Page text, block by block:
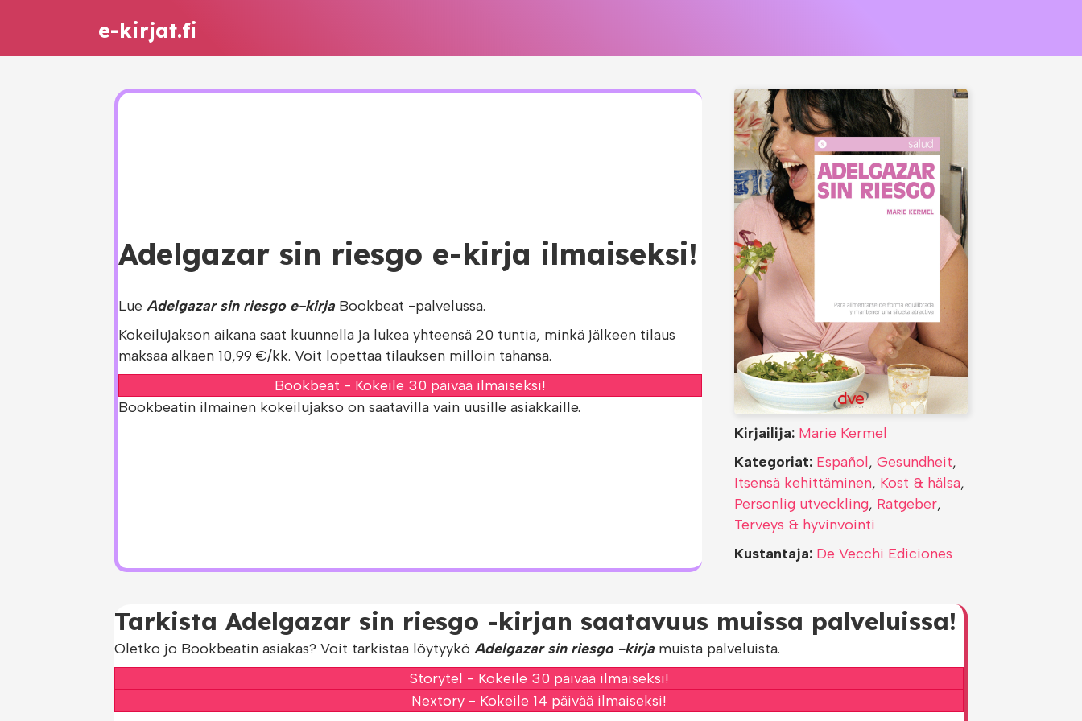
e-kirjat.fi
Adelgazar sin riesgo e-kirja ilmaiseksi!
Lue Adelgazar sin riesgo e-kirja Bookbeat -palvelussa.
Kokeilujakson aikana saat kuunnella ja lukea yhteensä 20 tuntia, minkä jälkeen tilaus
maksaa alkaen 10,99 €/kk. Voit lopettaa tilauksen milloin tahansa.
Bookbeat - Kokeile 30 päivää ilmaiseksi!
Bookbeatin ilmainen kokeilujakso on saatavilla vain uusille asiakkaille.
Kirjailija: Marie Kermel
Kategoriat: Español, Gesundheit,
Itsensä kehittäminen, Kost & hälsa,
Personlig utveckling, Ratgeber,
Terveys & hyvinvointi
Kustantaja: De Vecchi Ediciones
Tarkista Adelgazar sin riesgo -kirjan saatavuus muissa palveluissa!
Oletko jo Bookbeatin asiakas? Voit tarkistaa löytyykö Adelgazar sin riesgo -kirja muista palveluista.
Storytel - Kokeile 30 päivää ilmaiseksi!
Nextory - Kokeile 14 päivää ilmaiseksi!